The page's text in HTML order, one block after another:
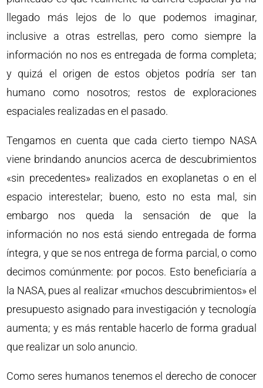
llegado más lejos de lo que podemos imaginar,
inclusive a otras estrellas, pero como siempre la
información no nos es entregada de forma completa;
y quizá el origen de estos objetos podría ser tan
humano como nosotros; restos de exploraciones
espaciales realizadas en el pasado.
Tengamos en cuenta que cada cierto tiempo NASA
viene brindando anuncios acerca de descubrimientos
«sin precedentes» realizados en exoplanetas o en el
espacio interestelar; bueno, esto no esta mal, sin
embargo nos queda la sensación de que la
información no nos está siendo entregada de forma
íntegra, y que se nos entrega de forma parcial, o como
decimos comúnmente: por pocos. Esto beneficiaría a
la NASA, pues al realizar «muchos descubrimientos» el
presupuesto asignado para investigación y tecnología
aumenta; y es más rentable hacerlo de forma gradual
que realizar un solo anuncio.
Como seres humanos tenemos el derecho de conocer